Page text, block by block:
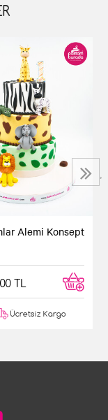
Alemi Konsept
TL
Ücretsiz Kargo
›